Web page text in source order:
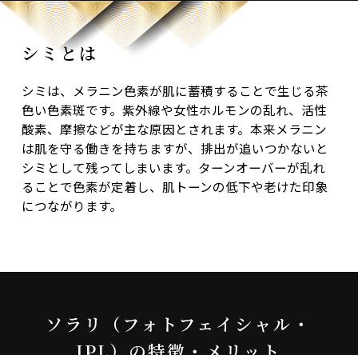
シミとは
シミは、メラニン色素が肌に蓄積することで生じる茶
色い色素斑です。紫外線や女性ホルモンの乱れ、活性
酸素、摩擦などが主な原因とされます。本来メラニン
は肌を守る働きを持ちますが、排出が追いつかないと
シミとして残ってしまいます。ターンオーバーが乱れ
ることで色素が定着し、肌トーンの低下や老けた印象
につながります。
ソラリ（フォトフェイシャル・